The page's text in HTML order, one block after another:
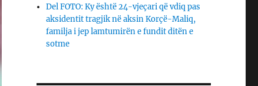
Del FOTO: Ky është 24-vjeçari që vdiq pas
aksidentit tragjik në aksin Korçë-Maliq,
familja i jep lamtumirën e fundit ditën e
sotme